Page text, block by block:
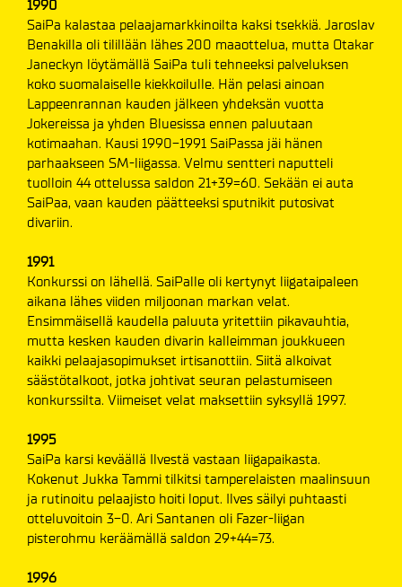
1990
SaiPa kalastaa pelaajamarkkinoilta kaksi tsekkiä. Jaroslav
Benakilla oli tilillään lähes 200 maaottelua, mutta Otakar
Janeckyn löytämällä SaiPa tuli tehneeksi palveluksen
koko suomalaiselle kiekkoilulle. Hän pelasi ainoan
Lappeenrannan kauden jälkeen yhdeksän vuotta
Jokereissa ja yhden Bluesissa ennen paluutaan
kotimaahan. Kausi 1990-1991 SaiPassa jäi hänen
parhaakseen SM-liigassa. Velmu sentteri naputteli
tuolloin 44 ottelussa saldon 21+39=60. Sekään ei auta
SaiPaa, vaan kauden päätteeksi sputnikit putosivat
divariin.
1991
Konkurssi on lähellä. SaiPalle oli kertynyt liigataipaleen
aikana lähes viiden miljoonan markan velat.
Ensimmäisellä kaudella paluuta yritettiin pikavauhtia,
mutta kesken kauden divarin kalleimman joukkueen
kaikki pelaajasopimukset irtisanottiin. Siitä alkoivat
säästötalkoot, jotka johtivat seuran pelastumiseen
konkurssilta. Viimeiset velat maksettiin syksyllä 1997.
1995
SaiPa karsi keväällä Ilvestä vastaan liigapaikasta.
Kokenut Jukka Tammi tilkitsi tamperelaisten maalinsuun
ja rutinoitu pelaajisto hoiti loput. Ilves säilyi puhtaasti
otteluvoitoin 3-0. Ari Santanen oli Fazer-liigan
pisterohmu keräämällä saldon 29+44=73.
1996